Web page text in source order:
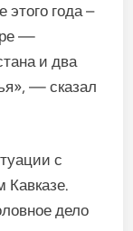
этого года –
—
и два
— сказал
с
Кавказе.
дело